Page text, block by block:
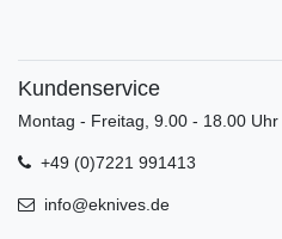
Kundenservice
Montag - Freitag, 9.00 - 18.00 Uhr
+49 (0)7221 991413
info@eknives.de